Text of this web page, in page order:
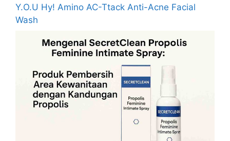
Y.O.U Hy! Amino AC-Ttack Anti-Acne Facial
Wash